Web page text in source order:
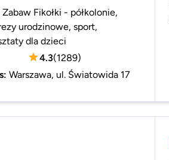
Zabaw Fikołki - półkolonie,
urodzinowe, sport,
dla dzieci
4.3(1289)
: Warszawa, ul. Światowida 17